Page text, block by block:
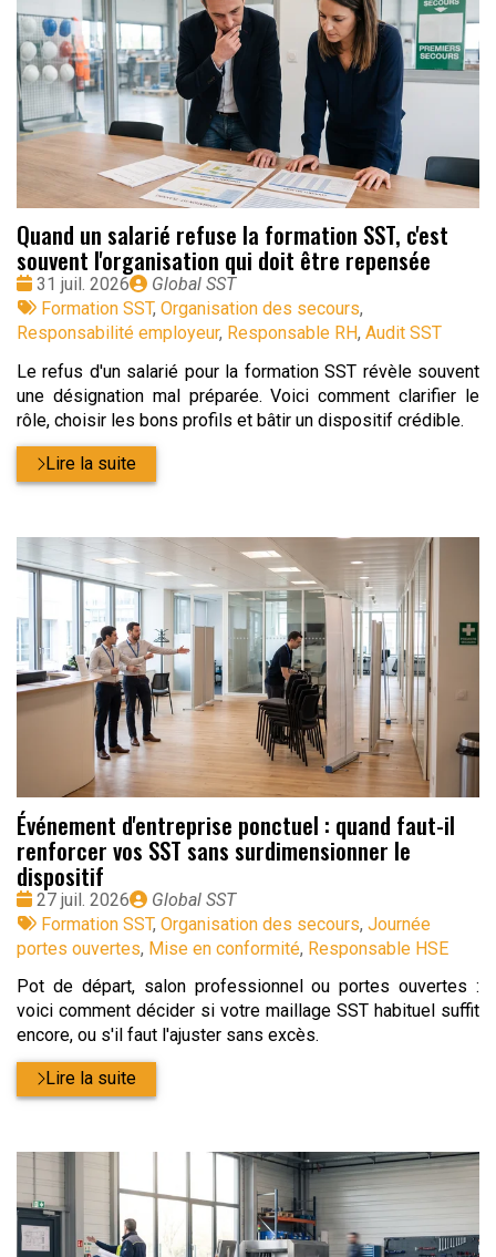
Quand un salarié refuse la formation SST, c'est
souvent l'organisation qui doit être repensée
Date
:
31 juil. 2026
Publié
par
Global SST
Tags
:
Formation SST, Organisation des secours,
Responsabilité employeur, Responsable RH, Audit SST
Le refus d'un salarié pour la formation SST révèle souvent
une désignation mal préparée. Voici comment clarifier le
rôle, choisir les bons profils et bâtir un dispositif crédible.
Lire la suite
Événement d'entreprise ponctuel : quand faut-il
renforcer vos SST sans surdimensionner le
dispositif
Date
:
27 juil. 2026
Publié
par
Global SST
Tags
:
Formation SST, Organisation des secours, Journée
portes ouvertes, Mise en conformité, Responsable HSE
Pot de départ, salon professionnel ou portes ouvertes :
voici comment décider si votre maillage SST habituel suffit
encore, ou s'il faut l'ajuster sans excès.
Lire la suite